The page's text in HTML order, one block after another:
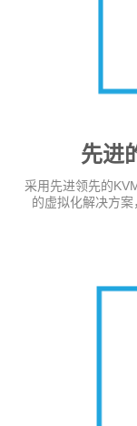
先进
采用先进领先的
的虚拟化解决方